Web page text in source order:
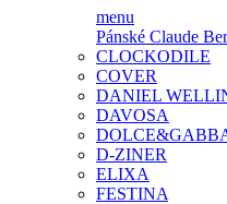
menu
Pánské Claude
CLOCKODILE
COVER
DANIEL
DAVOSA
D-ZINER
ELIXA
FESTINA